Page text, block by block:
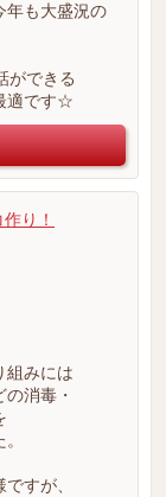
年も大盛況の
ができる
適です☆
組みには
消毒・
すが、